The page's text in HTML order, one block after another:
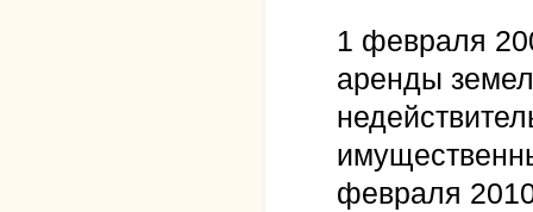
1 февраля
аренды
февраля